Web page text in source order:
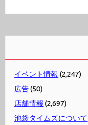
イベント情報 (2,247)
広告(50)
店舗情報 (2,697)
池袋タイムズについて